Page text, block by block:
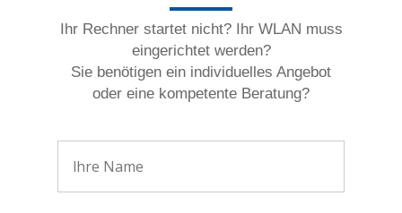
Ihr Rechner startet nicht? Ihr WLAN muss
eingerichtet werden?
Sie benötigen ein individuelles Angebot
oder eine kompetente Beratung?